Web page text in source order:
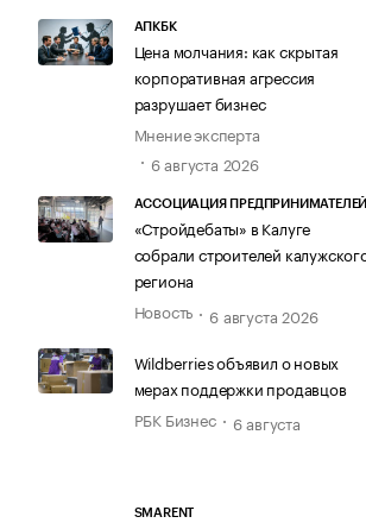
АПКБК
Цена молчания: как скрытая
корпоративная агрессия
разрушает бизнес
Мнение эксперта
6 августа 2026
АССОЦИАЦИЯ ПРЕДПРИНИМАТЕЛЕЙ
«Стройдебаты» в Калуге
собрали строителей
региона
Новость
6 августа 2026
Wildberries объявил о новых
мерах поддержки продавцов
РБК Бизнес
6 августа
SMARENT